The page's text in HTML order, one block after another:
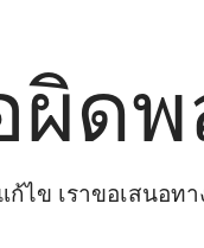
ผิด
ไข เราขอเสนอท